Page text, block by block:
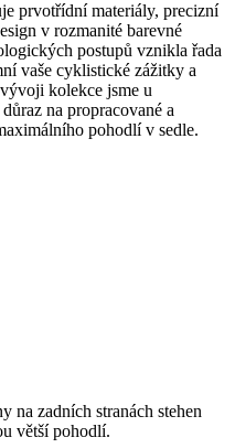
prvotřídní materiály, precizní
v rozmanité barevné
postupů vznikla řada
vaše cyklistické zážitky a
kolekce jsme u
na propracované a
pohodlí v sedle.
na zadních stranách stehen
větší pohodlí.